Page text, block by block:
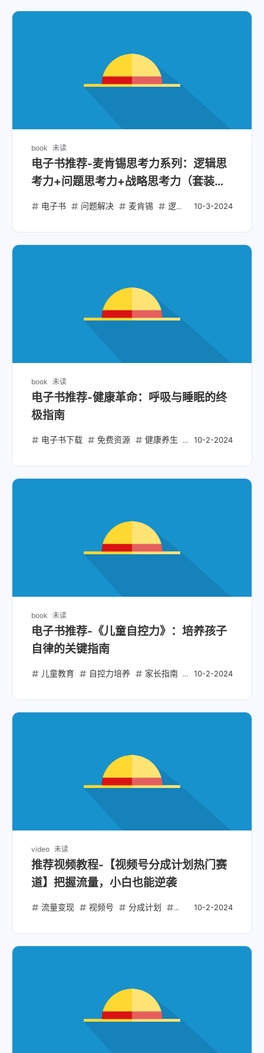
book 未读
电子书推荐-麦肯锡思考力系列：逻辑思
考力+问题思考力+战略思考力（套装共
3册）
10-3-2024
电子书 问题解决 麦肯锡 逻辑思考 战略思考
book 未读
电子书推荐-健康革命：呼吸与睡眠的终
极指南
10-2-2024
电子书下载 免费资源 健康养生 呼吸革命
book 未读
电子书推荐-《儿童自控力》：培养孩子
自律的关键指南
10-2-2024
儿童教育 自控力培养 家长指南 教育书籍
video 未读
推荐视频教程-【视频号分成计划热门赛
道】把握流量，小白也能逆袭
10-2-2024
流量变现 视频号 分成计划 热门赛道 小白逆袭